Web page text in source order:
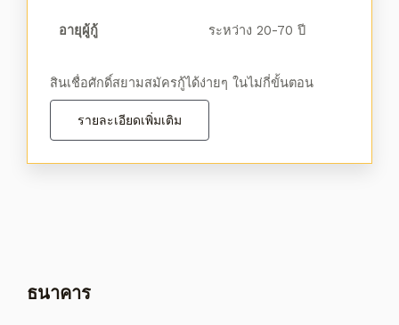
อายุผู้กู้ ระหว่าง 20-70 ปี
สินเชื่อศักดิ์สยามสมัครกู้ได้ง่ายๆ ในไม่กี่ขั้นตอน
รายละเอียดเพิ่มเติม
ธนาคาร